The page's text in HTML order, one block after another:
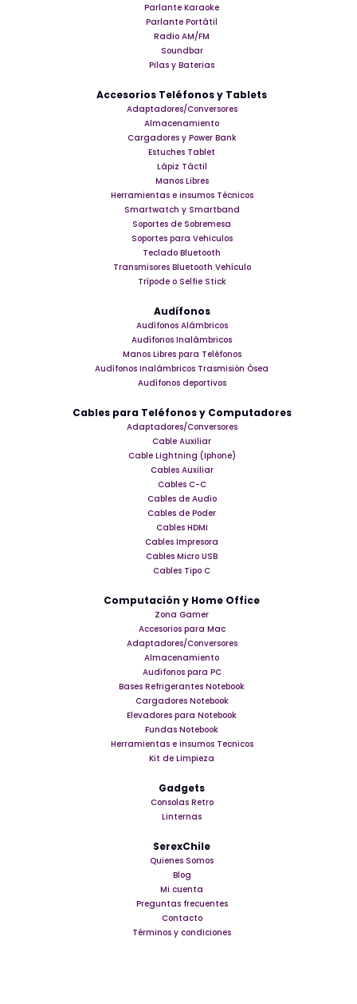
Parlante Karaoke
Parlante Portátil
Radio AM/FM
Soundbar
Pilas y Baterias
Accesorios Teléfonos y Tablets
Adaptadores/Conversores
Almacenamiento
Cargadores y Power Bank
Estuches Tablet
Lápiz Táctil
Manos Libres
Herramientas e insumos Técnicos
Smartwatch y Smartband
Soportes de Sobremesa
Soportes para Vehiculos
Teclado Bluetooth
Transmisores Bluetooth Vehículo
Trípode o Selfie Stick
Audífonos
Audífonos Alámbricos
Audífonos Inalámbricos
Manos Libres para Teléfonos
Audífonos Inalámbricos Trasmisión Ósea
Audífonos deportivos
Cables para Teléfonos y Computadores
Adaptadores/Conversores
Cable Auxiliar
Cable Lightning (Iphone)
Cables Auxiliar
Cables C-C
Cables de Audio
Cables de Poder
Cables HDMI
Cables Impresora
Cables Micro USB
Cables Tipo C
Computación y Home Office
Zona Gamer
Accesorios para Mac
Adaptadores/Conversores
Almacenamiento
Audifonos para PC
Bases Refrigerantes Notebook
Cargadores Notebook
Elevadores para Notebook
Fundas Notebook
Herramientas e insumos Tecnicos
Kit de Limpieza
Gadgets
Consolas Retro
Linternas
SerexChile
Quienes Somos
Blog
Mi cuenta
Preguntas frecuentes
Contacto
Términos y condiciones